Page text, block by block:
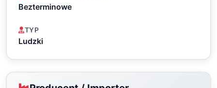
Bezterminowe
TYP
Ludzki